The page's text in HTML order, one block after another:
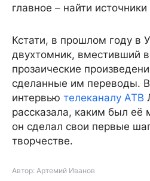
главное – найти
Кстати, в прошлом году в
двухтомник, вместивший
прозаические
сделанные им переводы.
интервью телеканалу АТВ
рассказала, каким был её
он сделал свои первые
творчестве.
Автор: Артемий Иванов